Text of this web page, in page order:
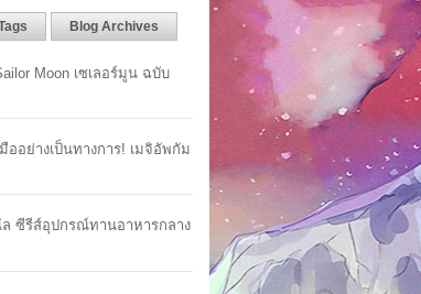
Blog Archives
Moon เซเลอร์มูน ฉบับ
ออย่างเป็นทางการ! เมจิอัพกัม
ซีรีส์อุปกรณ์ทานอาหารกลาง